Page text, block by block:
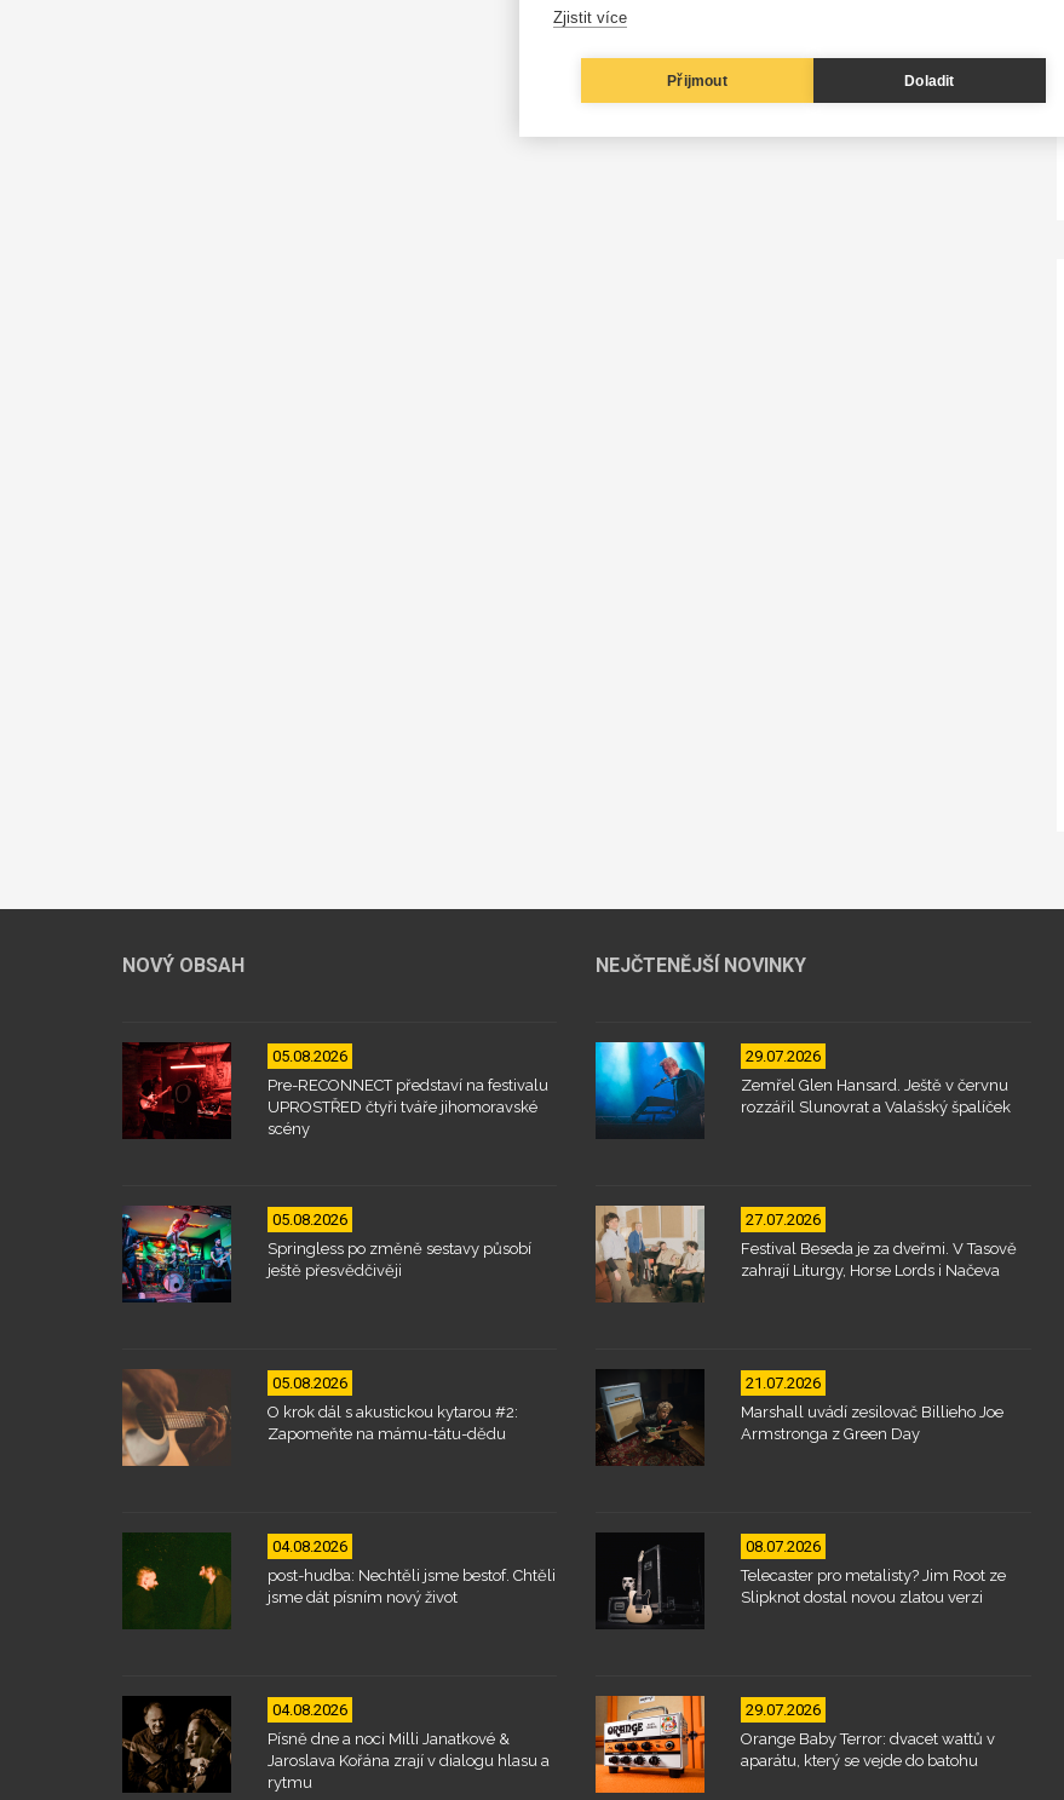
NOVÝ OBSAH
05.08.2026
Pre-RECONNECT představí na festivalu
UPROSTŘED čtyři tváře jihomoravské
scény
05.08.2026
Springless po změně sestavy působí
ještě přesvědčivěji
05.08.2026
O krok dál s akustickou kytarou #2:
Zapomeňte na mámu-tátu-dědu
04.08.2026
post-hudba: Nechtěli jsme bestof. Chtěli
jsme dát písním nový život
04.08.2026
Písně dne a noci Milli Janatkové &
Jaroslava Kořána zrají v dialogu hlasu a
rytmu
NEJČTENĚJŠÍ NOVINKY
29.07.2026
Zemřel Glen Hansard. Ještě v červnu
rozzářil Slunovrat a Valašský špalíček
27.07.2026
Festival Beseda je za dveřmi. V Tasově
zahrají Liturgy, Horse Lords i Načeva
21.07.2026
Marshall uvádí zesilovač Billieho Joe
Armstronga z Green Day
08.07.2026
Telecaster pro metalisty? Jim Root ze
Slipknot dostal novou zlatou verzi
29.07.2026
Orange Baby Terror: dvacet wattů v
aparátu, který se vejde do batohu
Zjistit více
Přijmout Doladit